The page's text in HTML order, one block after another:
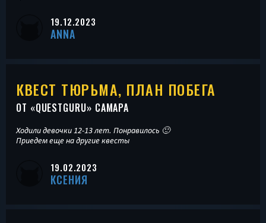
19.12.2023
ANNA
КВЕСТ ТЮРЬМА, ПЛАН ПОБЕГА
ОТ «QUESTGURU» САМАРА
Ходили девочки 12-13 лет. Понравилось 🙂
Приедем еще на другие квесты
19.02.2023
КСЕНИЯ